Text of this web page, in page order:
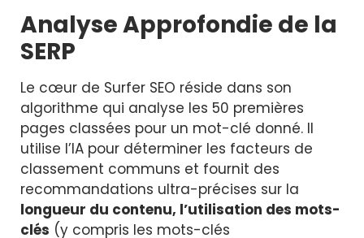
Analyse Approfondie de la
SERP
Le cœur de Surfer SEO réside dans son
algorithme qui analyse les 50 premières
pages classées pour un mot-clé donné. Il
utilise l’IA pour déterminer les facteurs de
classement communs et fournit des
recommandations ultra-précises sur la
longueur du contenu, l’utilisation des mots-
clés (y compris les mots-clés